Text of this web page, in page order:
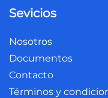
Sevicios
Nosotros
Documentos
Contacto
Términos y